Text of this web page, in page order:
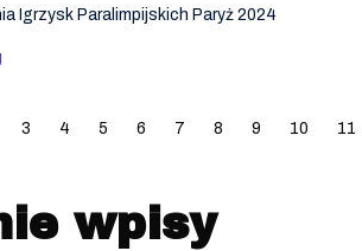
Igrzysk Paralimpijskich Paryż 2024
3 4 5 6 7 8 9 10 11
wpisy